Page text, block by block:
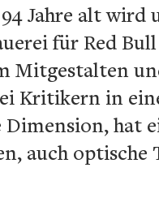
Jahre alt wird
für Red
Mitgestalten
Kritikern in
hat
auch optische